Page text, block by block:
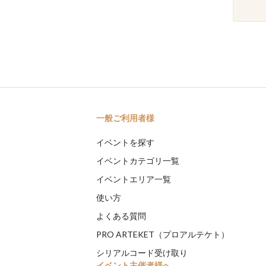
一般ご利用者様
イベントを探す
イベントカテゴリ一覧
イベントエリア一覧
使い方
よくある質問
PRO ARTEKET（プロアルテケト）
シリアルコード受け取り